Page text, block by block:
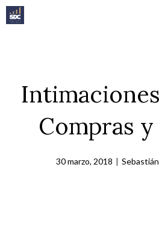
Saltar
al
Compras
30 marzo, 2018 |